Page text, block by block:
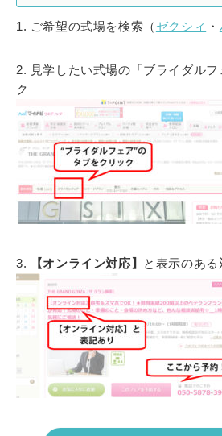
1. ご希望の式場を検索（ ゼクシィ ・
2. 見学したい式場の「ブライダル
ク
3. 【オンライン対応】 と表示のある